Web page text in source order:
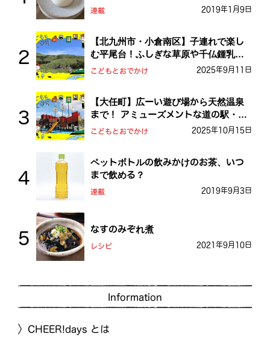
連載 2019年1月9日
【北九州市・小倉南区】子連れで楽し
む平尾台！ふしぎな草原や千仏鍾乳洞
を探検しよう！
こどもとおでかけ 2025年9月11日
【大任町】広ーい遊び場から天然温泉
まで！ アミューズメントな道の駅・お
おとう桜街道
こどもとおでかけ 2025年10月15日
ペットボトルの飲みかけのお茶、いつ
まで飲める？
連載 2019年9月3日
なすのみぞれ煮
レシピ 2021年9月10日
Information
CHEER!days とは